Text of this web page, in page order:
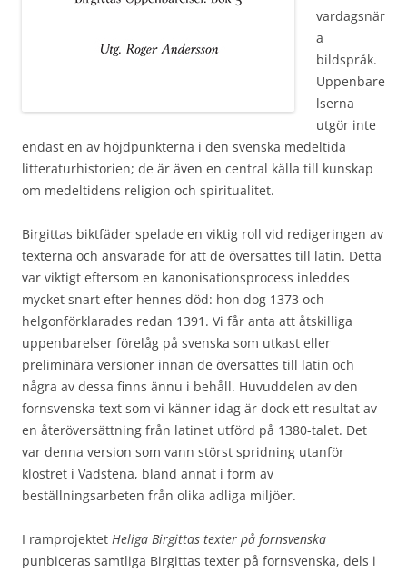
vardagsnär
a
bildspråk.
Uppenbare
lserna
utgör inte
endast en av höjdpunkterna i den svenska medeltida
litteraturhistorien; de är även en central källa till kunskap
om medeltidens religion och spiritualitet.
Birgittas biktfäder spelade en viktig roll vid redigeringen av
texterna och ansvarade för att de översattes till latin. Detta
var viktigt eftersom en kanonisationsprocess inleddes
mycket snart efter hennes död: hon dog 1373 och
helgonförklarades redan 1391. Vi får anta att åtskilliga
uppenbarelser förelåg på svenska som utkast eller
preliminära versioner innan de översattes till latin och
några av dessa finns ännu i behåll. Huvuddelen av den
fornsvenska text som vi känner idag är dock ett resultat av
en återöversättning från latinet utförd på 1380-talet. Det
var denna version som vann störst spridning utanför
klostret i Vadstena, bland annat i form av
beställningsarbeten från olika adliga miljöer.
I ramprojektet Heliga Birgittas texter på fornsvenska
punbiceras samtliga Birgittas texter på fornsvenska, dels i